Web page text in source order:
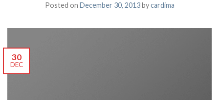
Posted on December 30, 2013bycardima
30
DEC